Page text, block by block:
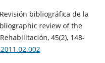
bibliográfica de la
review of the
45(2), 148-